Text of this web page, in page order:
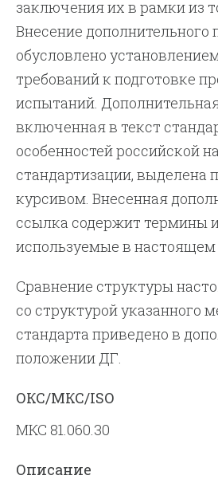
заключения их в рамки из
Внесение дополнительного
обусловлено
требований к подготовке
испытаний.
включенная в текст
особенностей российской
стандартизации,
курсивом. Внесенная
ссылка содержит термины
используемые в настоящем
Сравнение структуры
со структурой указанного
стандарта приведено в
положении ДГ.
ОКС/МКС/ISO
МКС 81.060.30
Описание